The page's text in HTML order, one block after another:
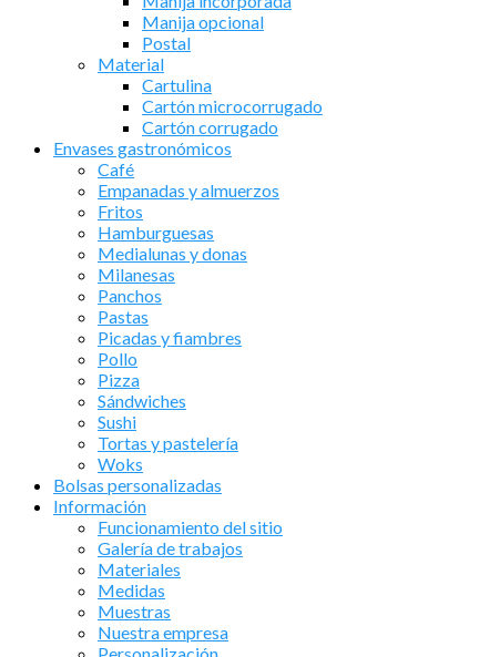
Manija opcional
Postal
Material
Cartulina
Cartón microcorrugado
Cartón corrugado
Envases gastronómicos
Café
Empanadas y almuerzos
Fritos
Hamburguesas
Medialunas y donas
Milanesas
Panchos
Pastas
Picadas y fiambres
Pollo
Pizza
Sándwiches
Sushi
Tortas y pastelería
Woks
Bolsas personalizadas
Información
Funcionamiento del sitio
Galería de trabajos
Materiales
Medidas
Muestras
Nuestra empresa